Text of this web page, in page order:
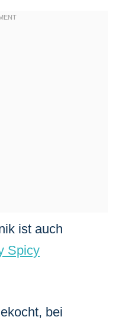
ist auch
Spicy
bei